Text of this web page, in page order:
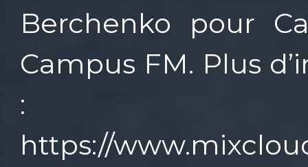
Berchenko pour
Campus FM. Plus
: https://
https://